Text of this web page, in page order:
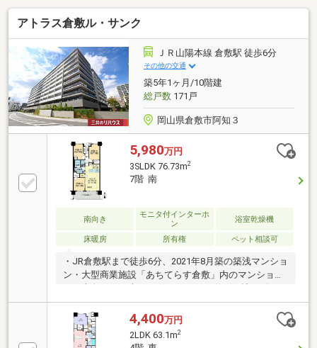
アトラス倉敷ル・サンク
ＪＲ山陽本線 倉敷駅 徒歩6分
その他の交通
築5年1ヶ月/10階建
総戸数171戸
岡山県倉敷市阿知３
5,980万円
3SLDK 76.73m2
7階 南
南向き
モニタ付インターホ
ン
浴室乾燥機
床暖房 所有権 ペット相談可
・JR倉敷駅まで徒歩6分、2021年8月築の築浅マンショ
ン・大型商業施設「あちてらす倉敷」内のマンショ
ダイニングキッチンは、すっきりと明るい空間で
す。・追焚き機能付きの浴室は帰宅が遅くなった日で
も暖かいお風呂で一日の疲れをリセットできます。・
リビングダイニングには、足元から穏やかに効率的に
4,400万円
2LDK 63.1m2